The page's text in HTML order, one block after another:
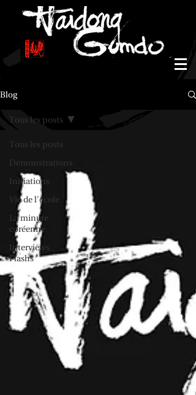
Blog
Tous les posts
Démonstrations
Initiations
Vie de l'école
La minute
coréenne
Interviews
Flashs
Tous les posts